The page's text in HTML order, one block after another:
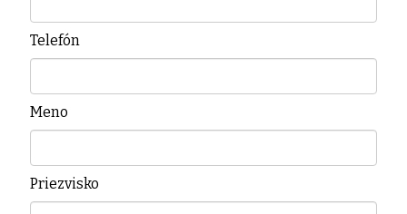
Telefón
Meno
Priezvisko